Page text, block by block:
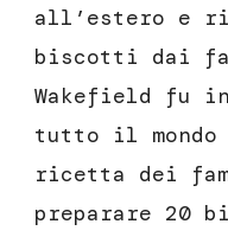
all’estero e
biscotti dai
Wakefield fu
tutto il mondo
ricetta dei
preparare 20